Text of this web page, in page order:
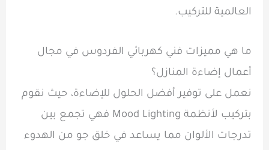
العالمية للتركيب.
ما هي مميزات فني كهربائي الفردوس في مجال
أعمال إضاءة المنازل؟
نعمل على توفير أفضل الحلول للإضاءة، حيث نقوم
بتركيب لأنظمة Mood Lighting فهي تجمع بين
تدرجات الألوان مما يساعد في خلق جو من الهدوء